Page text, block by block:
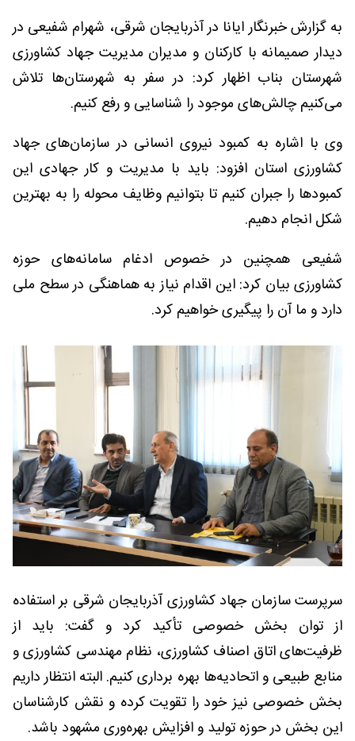
به گزارش خبرنگار ایانا در آذربایجان شرقی، شهرام شفیعی در
دیدار صمیمانه با کارکنان و مدیران مدیریت جهاد کشاورزی
شهرستان بناب اظهار کرد: در سفر به شهرستان‌ها تلاش
می‌کنیم چالش‌های موجود را شناسایی و رفع کنیم.
وی با اشاره به کمبود نیروی انسانی در سازمان‌های جهاد
کشاورزی استان افزود: باید با مدیریت و کار جهادی این
کمبودها را جبران کنیم تا بتوانیم وظایف محوله را به بهترین
شکل انجام دهیم.
شفیعی همچنین در خصوص ادغام سامانه‌های حوزه
کشاورزی بیان کرد: این اقدام نیاز به هماهنگی در سطح ملی
دارد و ما آن را پیگیری خواهیم کرد.
سرپرست سازمان جهاد کشاورزی آذربایجان شرقی بر استفاده
از توان بخش خصوصی تأکید کرد و گفت: باید از
ظرفیت‌های اتاق اصناف کشاورزی، نظام مهندسی کشاورزی و
منابع طبیعی و اتحادیه‌ها بهره برداری کنیم. البته انتظار داریم
بخش خصوصی نیز خود را تقویت کرده و نقش کارشناسان
این بخش در حوزه تولید و افزایش بهره‌وری مشهود باشد.